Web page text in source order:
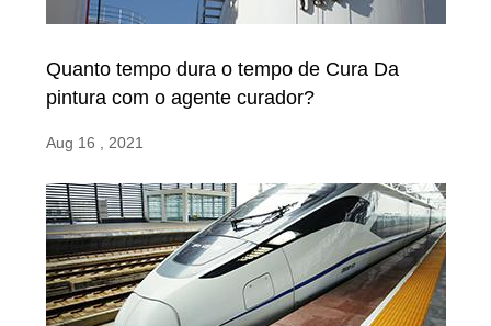
Quanto tempo dura o tempo de Cura Da
pintura com o agente curador?
Aug 16 , 2021